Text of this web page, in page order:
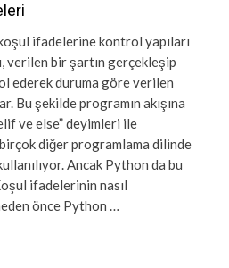
ifadelerine kontrol yapıları
verilen bir şartın gerçekleşip
ederek duruma göre verilen
Bu şekilde programın akışına
ve else” deyimleri ile
diğer programlama dilinde
Ancak Python da bu
ifadelerinin nasıl
önce Python …